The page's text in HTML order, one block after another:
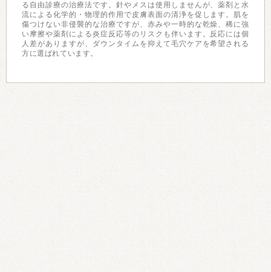
る自由診療の治療法です。針やメスは使用しませんが、薬剤と水
流による化学的・物理的作用で皮膚表面の清浄を促します。肌を
傷つけない非侵襲的な治療ですが、赤みや一時的な乾燥、稀に強
い摩擦や薬剤による炎症反応等のリスクも伴います。反応には個
人差がありますが、ダウンタイムを抑えて毛穴ケアを希望される
方に選ばれています。